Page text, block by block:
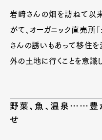
岩崎さんの畑を訪ねて以
がて、オーガニック直売所
さんの誘いもあって移住を
外の土地に行くことを意識し
野菜、魚、温泉……豊
せ